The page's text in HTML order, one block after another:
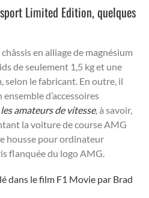
Limited Edition, quelques
en alliage de magnésium
de seulement 1,5 kg et une
selon le fabricant. En outre, il
d’accessoires
amateurs de vitesse, à savoir,
la voiture de course AMG
housse pour ordinateur
flanquée du logo AMG.
dans le film F1 Movie par Brad